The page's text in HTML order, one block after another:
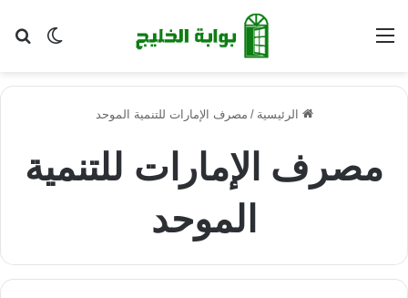
الوضع القائمة
الرئيسية / مصرف الإمارات للتنمية الموحد
مصرف الإمارات للتنمية
الموحد